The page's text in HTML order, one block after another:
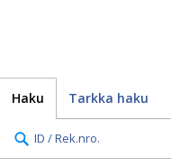
Haku Tarkka haku
ID / Rek.nro.